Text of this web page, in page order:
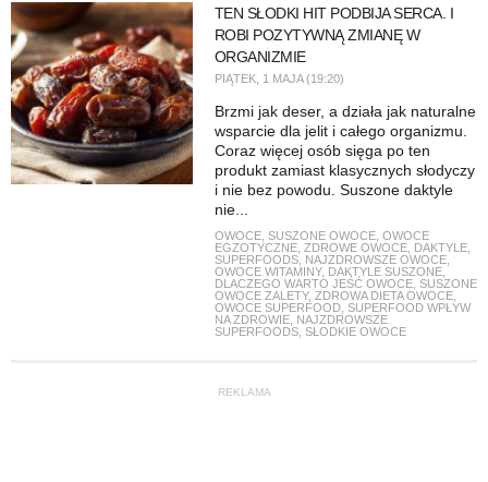
TEN SŁODKI HIT PODBIJA SERCA. I
ROBI POZYTYWNĄ ZMIANĘ W
ORGANIZMIE
PIĄTEK, 1 MAJA (19:20)
Brzmi jak deser, a działa jak naturalne
wsparcie dla jelit i całego organizmu.
Coraz więcej osób sięga po ten
produkt zamiast klasycznych słodyczy
i nie bez powodu. Suszone daktyle
nie...
OWOCE, SUSZONE OWOCE, OWOCE
EGZOTYCZNE, ZDROWE OWOCE, DAKTYLE,
SUPERFOODS, NAJZDROWSZE OWOCE,
OWOCE WITAMINY, DAKTYLE SUSZONE,
DLACZEGO WARTO JEŚĆ OWOCE, SUSZONE
OWOCE ZALETY, ZDROWA DIETA OWOCE,
OWOCE SUPERFOOD, SUPERFOOD WPŁYW
NA ZDROWIE, NAJZDROWSZE
SUPERFOODS, SŁODKIE OWOCE
REKLAMA